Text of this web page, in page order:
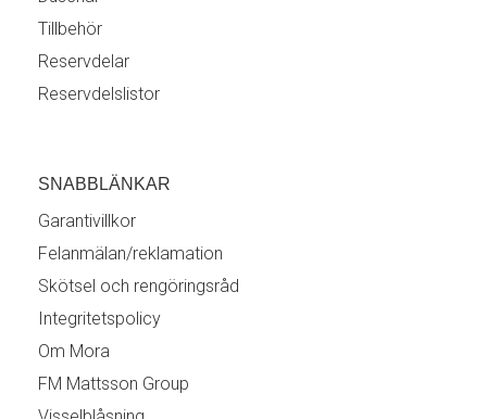
Tillbehör
Reservdelar
Reservdelslistor
SNABBLÄNKAR
Garantivillkor
Felanmälan/reklamation
Skötsel och rengöringsråd
Integritetspolicy
Om Mora
FM Mattsson Group